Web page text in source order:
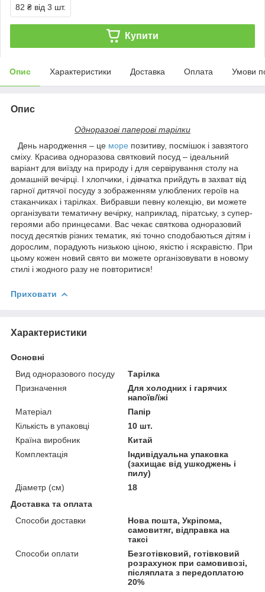
82 ₴ від 3 шт.
Купити
Опис Характеристики Доставка Оплата Умови
Опис
Одноразові паперові тарілки
День народження – це море позитиву, посмішок і завзятого
сміху. Красива одноразова святковий посуд – ідеальний
варіант для виїзду на природу і для сервірування столу на
домашній вечірці. І хлопчики, і дівчатка прийдуть в захват від
гарної дитячої посуду з зображенням улюблених героїв на
стаканчиках і тарілках. Вибравши певну колекцію, ви можете
організувати тематичну вечірку, наприклад, піратську, з супер-
героями або принцесами. Вас чекає святкова одноразовий
посуд десятків різних тематик, які точно сподобаються дітям і
дорослим, порадують низькою ціною, якістю і яскравістю. При
цьому кожен новий свято ви можете організовувати в новому
стилі і жодного разу не повторитися!
Приховати
Характеристики
Основні
Вид одноразового посуду
Тарілка
Призначення
Для холодних і гарячих
напоїв/їжі
Матеріал
Папір
Кількість в упаковці
10 шт.
Країна виробник
Китай
Комплектація
Індивідуальна упаковка
(захищає від ушкоджень і
пилу)
Діаметр (см)
18
Доставка та оплата
Способи доставки
Нова пошта, Укріпома,
самовитяг, відправка на
таксі
Способи оплати
Безготівковий, готівковий
розрахунок при самовивозі,
післяплата з передоплатою
20%